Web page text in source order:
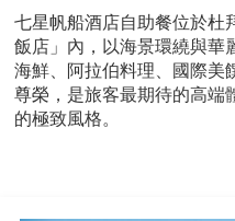
七星帆船酒店自助餐位於杜
飯店」內，以海景環繞與華
海鮮、阿拉伯料理、國際美
尊榮，是旅客最期待的高端
的極致風格。